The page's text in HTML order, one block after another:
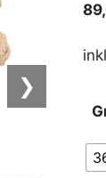
❯
t
e